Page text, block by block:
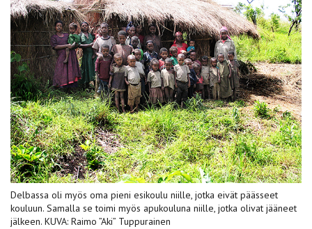
Delbassa oli myös oma pieni esikoulu niille, jotka eivät päässeet
kouluun. Samalla se toimi myös apukouluna niille, jotka olivat jääneet
jälkeen. KUVA: Raimo ”Aki” Tuppurainen